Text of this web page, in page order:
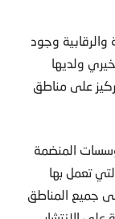
ولديها
على مناطق
تعمل بها
جميع المناطق
على الانتشار